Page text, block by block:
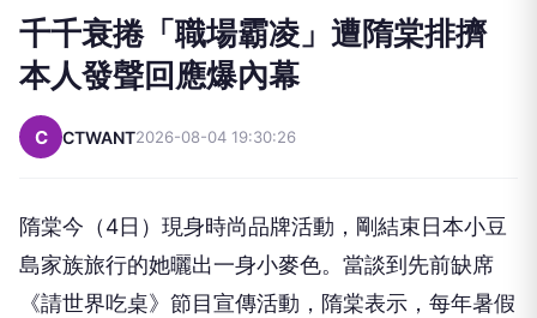
千千衰捲「職場霸凌」遭隋棠排擠
本人發聲回應爆內幕
C CTWANT2026-08-04 19:30:26
隋棠今（4日）現身時尚品牌活動，剛結束日本小豆
島家族旅行的她曬出一身小麥色。當談到先前缺席
《請世界吃桌》節目宣傳活動，隋棠表示，每年暑假